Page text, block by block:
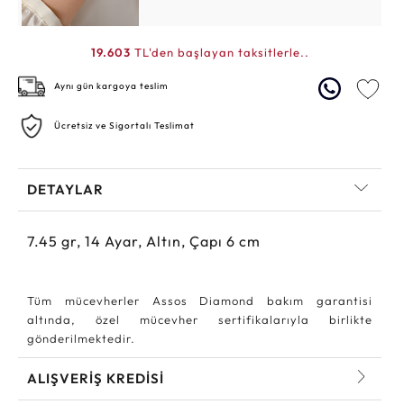
19.603 TL'den başlayan taksitlerle..
Aynı gün kargoya teslim
Ücretsiz ve Sigortalı Teslimat
DETAYLAR
7.45 gr, 14 Ayar, Altın, Çapı 6 cm
Tüm mücevherler Assos Diamond bakım garantisi
altında, özel mücevher sertifikalarıyla birlikte
gönderilmektedir.
ALIŞVERİŞ KREDİSİ